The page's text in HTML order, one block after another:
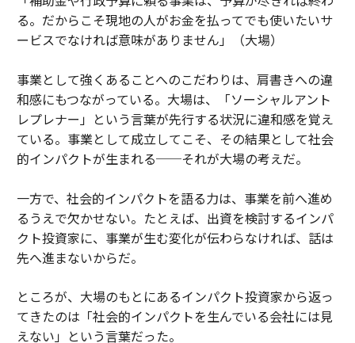
る。だからこそ現地の人がお金を払ってでも使いたいサ
ービスでなければ意味がありません」（大場）
事業として強くあることへのこだわりは、肩書きへの違
和感にもつながっている。大場は、「ソーシャルアント
レプレナー」という言葉が先行する状況に違和感を覚え
ている。事業として成立してこそ、その結果として社会
的インパクトが生まれる──それが大場の考えだ。
一方で、社会的インパクトを語る力は、事業を前へ進め
るうえで欠かせない。たとえば、出資を検討するインパ
クト投資家に、事業が生む変化が伝わらなければ、話は
先へ進まないからだ。
ところが、大場のもとにあるインパクト投資家から返っ
てきたのは「社会的インパクトを生んでいる会社には見
えない」という言葉だった。